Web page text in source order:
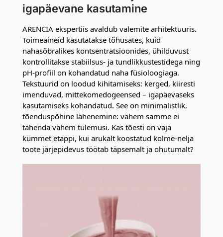
igapäevane kasutamine
ARENCIA ekspertiis avaldub valemite arhitektuuris.
Toimeaineid kasutatakse tõhusates, kuid
nahasõbralikes kontsentratsioonides, ühilduvust
kontrollitakse stabiilsus- ja tundlikkustestidega ning
pH-profiil on kohandatud naha füsioloogiaga.
Tekstuurid on loodud kihitamiseks: kerged, kiiresti
imenduvad, mittekomedogeensed – igapäevaseks
kasutamiseks kohandatud. See on minimalistlik,
tõenduspõhine lähenemine: vähem samme ei
tähenda vähem tulemusi. Kas tõesti on vaja
kümmet etappi, kui arukalt koostatud kolme-nelja
toote järjepidevus töötab täpsemalt ja ohutumalt?